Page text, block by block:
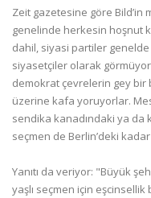
Zeit gazetesine göre
genelinde herkesin hoşnut
dahil, siyasi partiler
siyasetçiler olarak
demokrat çevrelerin gey bir
üzerine kafa yoruyorlar.
sendika kanadındaki ya da
seçmen de Berlin’deki
Yanıtı da veriyor: "Büyük
yaşlı seçmen için eşcinsellik